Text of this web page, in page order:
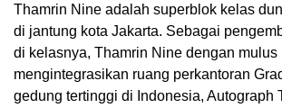
Thamrin Nine adalah superblok kelas
di jantung kota Jakarta. Sebagai
di kelasnya, Thamrin Nine dengan mulus
mengintegrasikan ruang perkantoran
gedung tertinggi di Indonesia, Autograph